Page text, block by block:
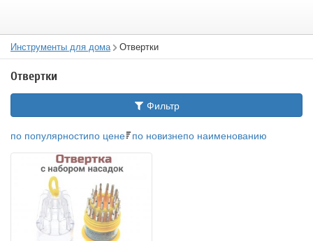
Инструменты для дома Отвертки
Отвертки
Фильтр
по популярностипо цене по новизнепо наименованию